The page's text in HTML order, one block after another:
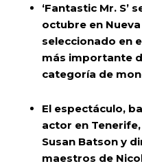
‘Fantastic Mr. S’
octubre en
seleccionado en
más importante
categoría de
El espectáculo,
actor en
Susan Batson y
maestros de